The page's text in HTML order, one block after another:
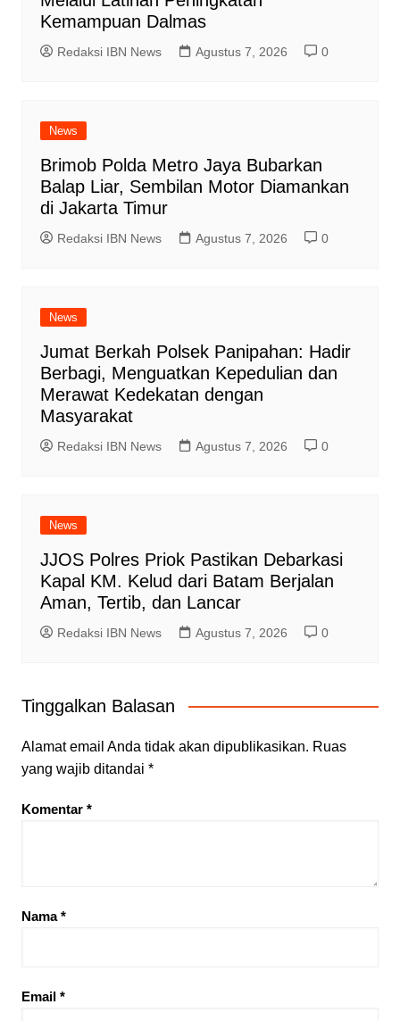
Kemampuan Dalmas
Redaksi IBN News Agustus 7, 2026 0
News
Brimob Polda Metro Jaya Bubarkan
Balap Liar, Sembilan Motor Diamankan
di Jakarta Timur
Redaksi IBN News Agustus 7, 2026 0
News
Jumat Berkah Polsek Panipahan: Hadir
Berbagi, Menguatkan Kepedulian dan
Merawat Kedekatan dengan
Masyarakat
Redaksi IBN News Agustus 7, 2026 0
News
JJOS Polres Priok Pastikan Debarkasi
Kapal KM. Kelud dari Batam Berjalan
Aman, Tertib, dan Lancar
Redaksi IBN News Agustus 7, 2026 0
Tinggalkan Balasan
Alamat email Anda tidak akan dipublikasikan. Ruas
yang wajib ditandai *
Komentar *
Nama*
Email *